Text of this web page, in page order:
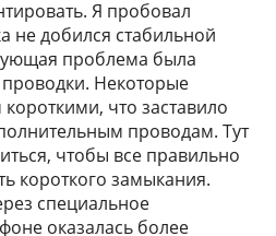
Я пробовал
не добился стабильной
проблема была
Некоторые
что заставило
проводам. Тут
чтобы все правильно
короткого замыкания.
специальное
оказалась более